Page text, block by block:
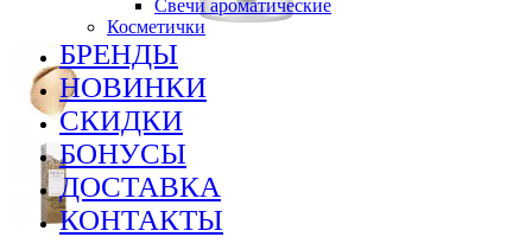
Свечи ароматические
Косметички
БРЕНДЫ
НОВИНКИ
СКИДКИ
БОНУСЫ
ДОСТАВКА
КОНТАКТЫ